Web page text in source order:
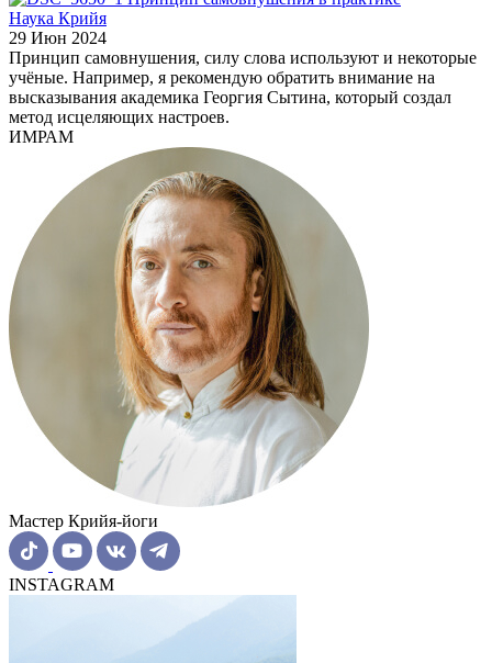
Наука Крийя
29 Июн 2024
Принцип самовнушения, силу слова используют и некоторые
учёные. Например, я рекомендую обратить внимание на
высказывания академика Георгия Сытина, который создал
метод исцеляющих настроев.
ИМРАМ
Мастер Крийя-йоги
INSTAGRAM